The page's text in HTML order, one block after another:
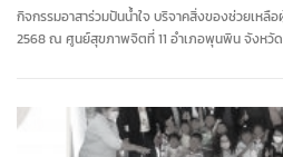
กิจกรรมอาสาร่วมปันน้ำใจ บริจาคสิ่งของช่วยเห
2568 ณ ศูนย์สุขภาพจิตที่ 11 อำเภอพุนพิน จังหวั